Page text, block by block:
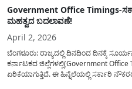
Government Office Timings-
ಮಹತ್ವದ ಬದಲಾವಣೆ!
April 2, 2026
ಬೆಂಗಳೂರು: ರಾಜ್ಯದಲ್ಲಿ ದಿನದಿಂದ ದಿನಕ್ಕೆ ಸೂರ್ಯನ
ಕರ್ನಾಟಕದ ಜಿಲ್ಲೆಗಳಲ್ಲಿ(Government
ಏರಿಕೆಯಾಗುತ್ತಿದೆ. ಈ ಹಿನ್ನೆಲೆಯಲ್ಲಿ ಸರ್ಕಾರಿ